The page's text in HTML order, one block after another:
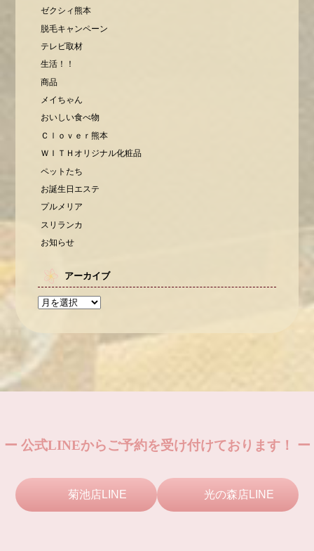
ゼクシィ熊本
脱毛キャンペーン
テレビ取材
生活！！
商品
メイちゃん
おいしい食べ物
Ｃｌｏｖｅｒ熊本
ＷＩＴＨオリジナル化粧品
ペットたち
お誕生日エステ
プルメリア
スリランカ
お知らせ
アーカイブ
ー 公式LINEからご予約を受け付けております！ ー
菊池店LINE 光の森店LINE